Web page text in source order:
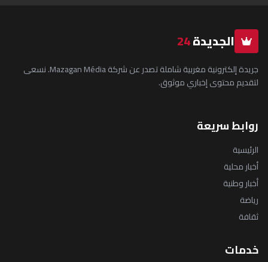
الجديدة24
جريدة إلكترونية مغربية شاملة تصدر عن شركة Mazagan Média. نسعى
لتقديم محتوى إخباري موثوق.
روابط سريعة
الرئيسية
أخبار محلية
أخبار وطنية
رياضة
ثقافة
خدمات